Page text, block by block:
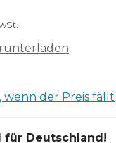
wenn der Preis fällt
für Deutschland!